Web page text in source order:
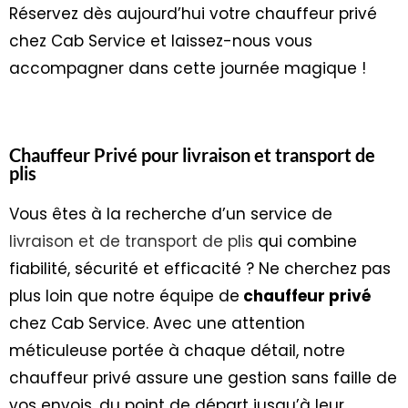
Réservez dès aujourd’hui votre chauffeur privé
chez Cab Service et laissez-nous vous
accompagner dans cette journée magique !
Chauffeur Privé pour livraison et transport de
plis
Vous êtes à la recherche d’un service de
livraison et de transport de plis qui combine
fiabilité, sécurité et efficacité ? Ne cherchez pas
plus loin que notre équipe de chauffeur privé
chez Cab Service. Avec une attention
méticuleuse portée à chaque détail, notre
chauffeur privé assure une gestion sans faille de